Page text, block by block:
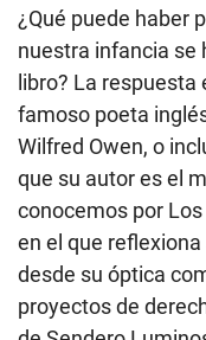
¿Qué puede haber
nuestra infancia se
libro? La respuesta
famoso poeta
Wilfred Owen, o
que su autor es el
conocemos por Los
en el que
desde su óptica
proyectos de